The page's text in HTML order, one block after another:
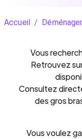
Accueil /
Vous
Retrouvez
Consultez
des gros
Vous voulez